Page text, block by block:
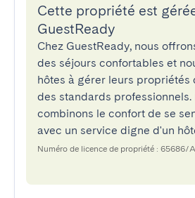
Cette propriété est
GuestReady
Chez GuestReady, nous
des séjours confortables et
hôtes à gérer leurs propriétés
des standards professionnels.
combinons le confort de se
avec un service digne d'un
Numéro de licence de propriété : 65686/